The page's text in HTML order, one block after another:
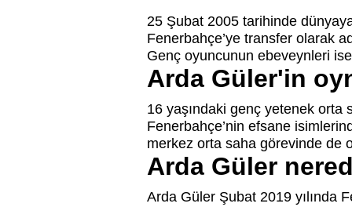
25 Şubat 2005 tarihinde
Fenerbahçe’ye transfer olarak
Genç oyuncunun ebeveynleri
Arda Güler'in
16 yaşındaki genç yetenek orta
Fenerbahçe’nin efsane
merkez orta saha görevinde de
Arda Güler
Arda Güler Şubat 2019 yılında